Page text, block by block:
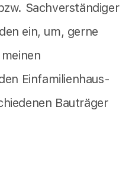
Sachverständiger
ein, um, gerne
Einfamilienhaus-
Bauträger